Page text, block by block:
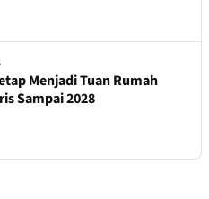
Menjadi Tuan Rumah
Sampai 2028